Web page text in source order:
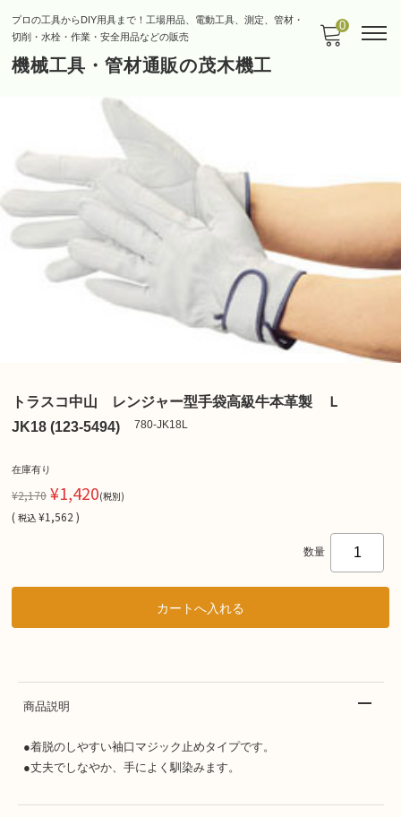
プロの工具からDIY用具まで！工場用品、電動工具、測定、管材・
切削・水栓・作業・安全用品などの販売
機械工具・管材通販の茂木機工
0
トラスコ中山 レンジャー型手袋高級牛本革製 Ｌ
JK18 (123-5494)
780-JK18L
在庫有り
¥2,170 ¥1,420(税別)
( 税込 ¥1,562 )
数量
商品説明
●着脱のしやすい袖口マジック止めタイプです。
●丈夫でしなやか、手によく馴染みます。